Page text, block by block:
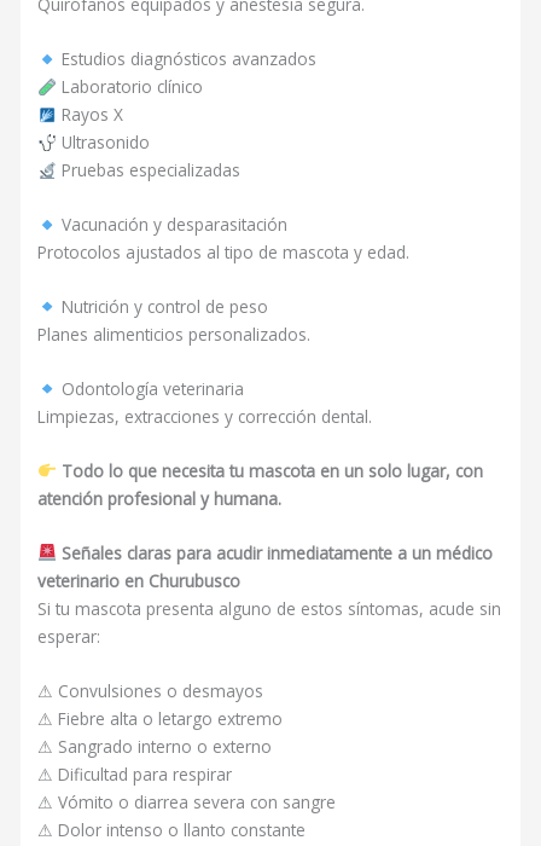
Quirófanos equipados y anestesia segura.
Estudios diagnósticos avanzados
Laboratorio clínico
Rayos X
Ultrasonido
Pruebas especializadas
Vacunación y desparasitación
Protocolos ajustados al tipo de mascota y edad.
Nutrición y control de peso
Planes alimenticios personalizados.
Odontología veterinaria
Limpiezas, extracciones y corrección dental.
Todo lo que necesita tu mascota en un solo lugar, con
atención profesional y humana.
Señales claras para acudir inmediatamente a un médico
veterinario en Churubusco
Si tu mascota presenta alguno de estos síntomas, acude sin
esperar:
⚠ Convulsiones o desmayos
⚠ Fiebre alta o letargo extremo
⚠ Sangrado interno o externo
⚠ Dificultad para respirar
⚠ Vómito o diarrea severa con sangre
⚠ Dolor intenso o llanto constante